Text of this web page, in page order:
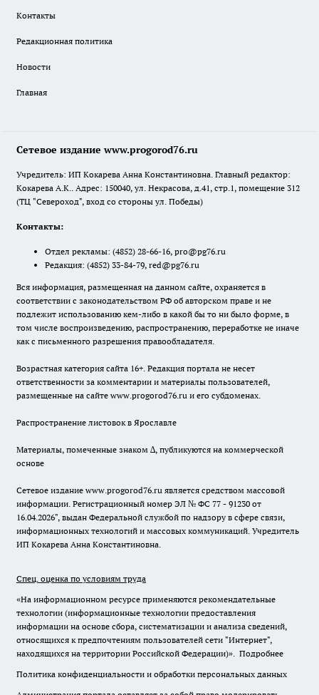
Контакты
Редакционная политика
Новости
Главная
Сетевое издание www.progorod76.ru
Учредитель: ИП Кокарева Анна Константиновна. Главный редактор:
Кокарева А.К.. Адрес: 150040, ул. Некрасова, д.41, стр.1, помещение 312
(ТЦ "Североход", вход со стороны ул. Победы)
Контакты:
Отдел рекламы: (4852) 28-66-16, pro@pg76.ru
Редакция: (4852) 33-84-79, red@pg76.ru
Вся информация, размещенная на данном сайте, охраняется в
соответствии с законодательством РФ об авторском праве и не
подлежит использованию кем-либо в какой бы то ни было форме, в
том числе воспроизведению, распространению, переработке не иначе
как с письменного разрешения правообладателя.
Возрастная категория сайта 16+. Редакция портала не несет
ответственности за комментарии и материалы пользователей,
размещенные на сайте www.progorod76.ru и его субдоменах.
Распространение листовок в Ярославле
Материалы, помеченные знаком ∆, публикуются на коммерческой
основе
Сетевое издание www.progorod76.ru является средством массовой
информации. Регистрационный номер ЭЛ № ФС 77 - 91230 от
16.04.2026", выдан Федеральной службой по надзору в сфере связи,
информационных технологий и массовых коммуникаций. Учредитель
ИП Кокарева Анна Константиновна.
Спец. оценка по условиям труда
«На информационном ресурсе применяются рекомендательные
технологии (информационные технологии предоставления
информации на основе сбора, систематизации и анализа сведений,
относящихся к предпочтениям пользователей сети "Интернет",
находящихся на территории Российской Федерации)». Подробнее
Политика конфиденциальности и обработки персональных данных